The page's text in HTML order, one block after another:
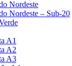
Nordeste
Nordeste – Sub-20
A1
A2
A3